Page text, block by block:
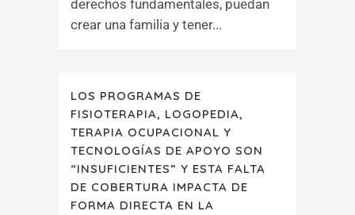
derechos fundamentales, puedan
crear una familia y tener...
LOS PROGRAMAS DE
FISIOTERAPIA, LOGOPEDIA,
TERAPIA OCUPACIONAL Y
TECNOLOGÍAS DE APOYO SON
“INSUFICIENTES” Y ESTA FALTA
DE COBERTURA IMPACTA DE
FORMA DIRECTA EN LA